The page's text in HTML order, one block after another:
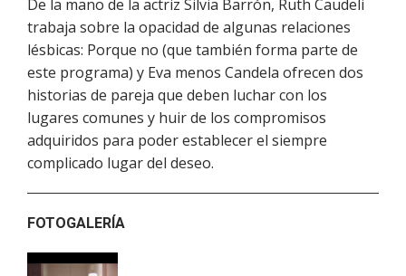
De la mano de la actriz Silvia Barrón, Ruth Caudeli
trabaja sobre la opacidad de algunas relaciones
lésbicas: Porque no (que también forma parte de
este programa) y Eva menos Candela ofrecen dos
historias de pareja que deben luchar con los
lugares comunes y huir de los compromisos
adquiridos para poder establecer el siempre
complicado lugar del deseo.
FOTOGALERÍA